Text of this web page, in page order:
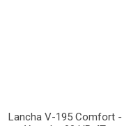
Lancha V-195 Comfort -